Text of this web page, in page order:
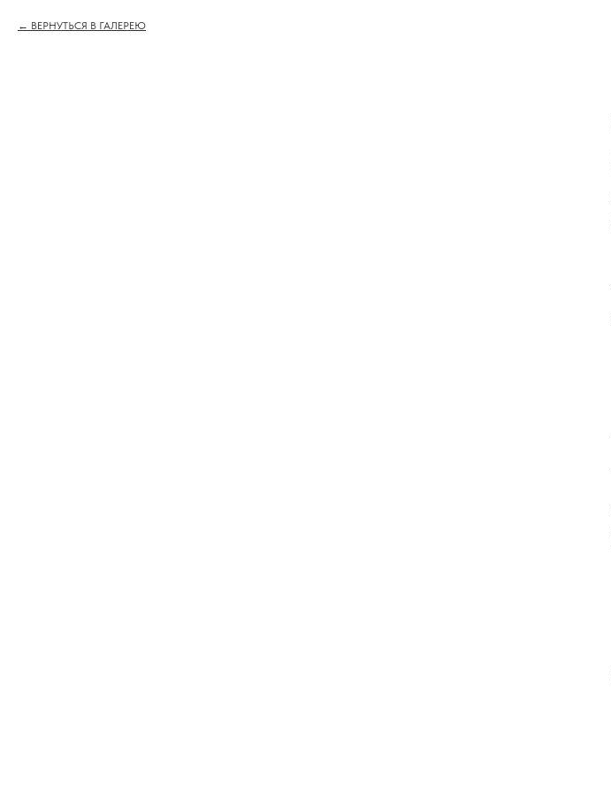
ВЕРНУТЬСЯ В ГАЛЕРЕЮ